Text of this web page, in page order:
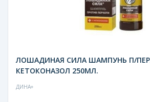
ЛОШАДИНАЯ СИЛА ШАМПУНЬ П/
КЕТОКОНАЗОЛ 250МЛ.
ДИНА+